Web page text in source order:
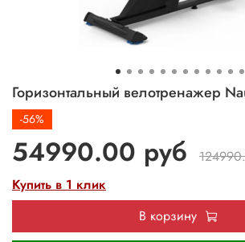
Горизонтальный велотренажер
-56%
54990.00 руб
Купить в 1 клик
В корзину